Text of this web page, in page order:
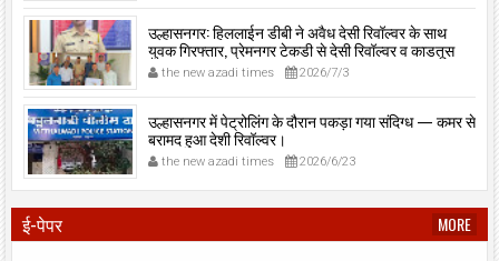
उल्हासनगर: हिललाईन डीबी ने अवैध देसी रिवॉल्वर के साथ
युवक गिरफ्तार, प्रेमनगर टेकडी से देसी रिवॉल्वर व काडतूस
जप्त, इलीगल हथियार साथ पकड़ा गया युवक एक दिन की
पोलीस कोठडी में।
the new azadi times 2026/7/3
उल्हासनगर में पेट्रोलिंग के दौरान पकड़ा गया संदिग्ध — कमर से
बरामद हुआ देशी रिवॉल्वर।
the new azadi times 2026/6/23
ई-पेपर MORE